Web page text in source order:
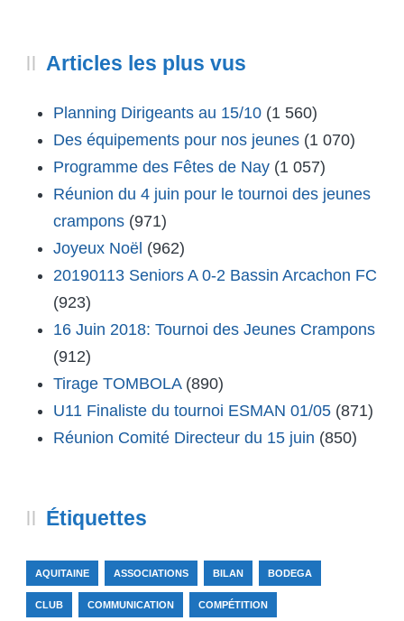
Articles les plus vus
Planning Dirigeants au 15/10 (1 560)
Des équipements pour nos jeunes (1 070)
Programme des Fêtes de Nay (1 057)
Réunion du 4 juin pour le tournoi des jeunes
crampons (971)
Joyeux Noël (962)
20190113 Seniors A 0-2 Bassin Arcachon FC
(923)
16 Juin 2018: Tournoi des Jeunes Crampons
(912)
Tirage TOMBOLA (890)
U11 Finaliste du tournoi ESMAN 01/05 (871)
Réunion Comité Directeur du 15 juin (850)
Étiquettes
AQUITAINE ASSOCIATIONS BILAN BODEGA
CLUB COMMUNICATION COMPÉTITION